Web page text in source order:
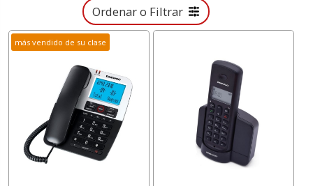
Ordenar o Filtrar
más vendido de su clase